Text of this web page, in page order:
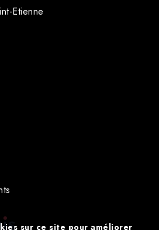
Etienne
sur ce site pour améliorer